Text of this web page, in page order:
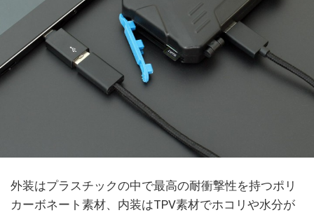
外装はプラスチックの中で最高の耐衝撃性を持つポリ
カーボネート素材、内装はTPV素材でホコリや水分が